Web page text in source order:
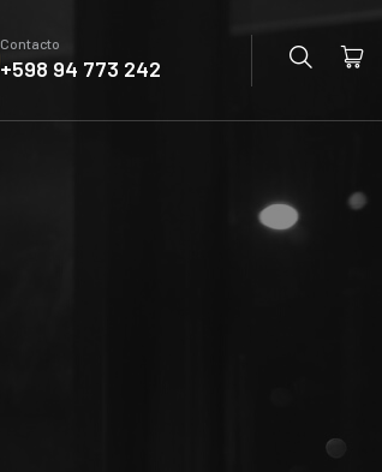
Contacto
+598 94 773 242